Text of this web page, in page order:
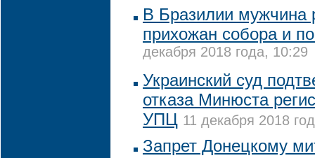
В Бразилии мужчина
прихожан собора и
декабря 2018 года, 10:29
Украинский суд
отказа Минюста
УПЦ 11 декабря 2018
Запрет Донецкому